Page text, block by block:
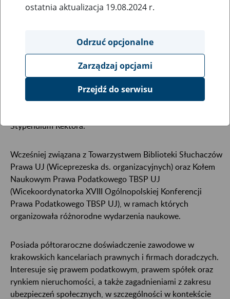
Studentka IV roku prawa na Uniwersytecie Jagiellońskim,
członkini zarządu Koła Naukowego Prawa Budowlanego i
Stypendium Rektora.
Wcześniej związana z Towarzystwem Biblioteki Słuchaczów
Prawa UJ (Wiceprezeska ds. organizacyjnych) oraz Kołem
Naukowym Prawa Podatkowego TBSP UJ
(Wicekoordynatorka XVIII Ogólnopolskiej Konferencji
Prawa Podatkowego TBSP UJ), w ramach których
organizowała różnorodne wydarzenia naukowe.
Posiada półtoraroczne doświadczenie zawodowe w
krakowskich kancelariach prawnych i firmach doradczych.
Interesuje się prawem podatkowym, prawem spółek oraz
rynkiem nieruchomości, a także zagadnieniami z zakresu
ubezpieczeń społecznych, w szczególności w kontekście
ostatnia aktualizacja 19.08.2024 r.
Odrzuć opcjonalne
Zarządzaj opcjami
Przejdź do serwisu